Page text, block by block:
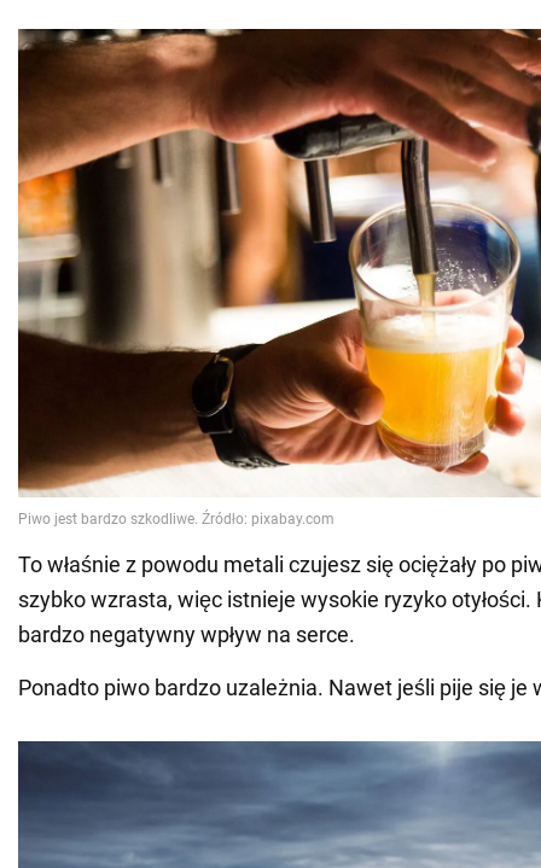
To właśnie z powodu metali czujesz się ociężały po
szybko wzrasta, więc istnieje wysokie ryzyko
bardzo negatywny wpływ na serce.
Ponadto piwo bardzo uzależnia. Nawet jeśli pije się je